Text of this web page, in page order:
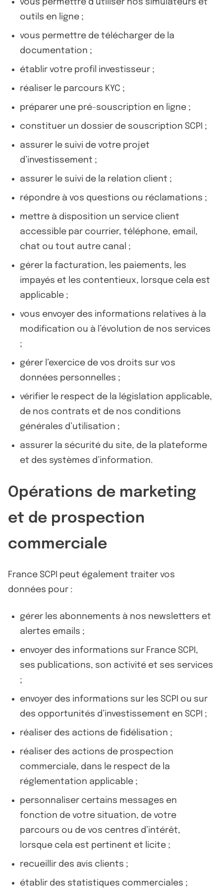
vous permettre d’utiliser nos simulateurs et
outils en ligne ;
vous permettre de télécharger de la
documentation ;
établir votre profil investisseur ;
réaliser le parcours KYC ;
préparer une pré-souscription en ligne ;
constituer un dossier de souscription SCPI ;
assurer le suivi de votre projet
d’investissement ;
assurer le suivi de la relation client ;
répondre à vos questions ou réclamations ;
mettre à disposition un service client
accessible par courrier, téléphone, email,
chat ou tout autre canal ;
gérer la facturation, les paiements, les
impayés et les contentieux, lorsque cela est
applicable ;
vous envoyer des informations relatives à la
modification ou à l’évolution de nos services
;
gérer l’exercice de vos droits sur vos
données personnelles ;
vérifier le respect de la législation applicable,
de nos contrats et de nos conditions
générales d’utilisation ;
assurer la sécurité du site, de la plateforme
et des systèmes d’information.
Opérations de marketing
et de prospection
commerciale
France SCPI peut également traiter vos
données pour :
gérer les abonnements à nos newsletters et
alertes emails ;
envoyer des informations sur France SCPI,
ses publications, son activité et ses services
;
envoyer des informations sur les SCPI ou sur
des opportunités d’investissement en SCPI ;
réaliser des actions de fidélisation ;
réaliser des actions de prospection
commerciale, dans le respect de la
réglementation applicable ;
personnaliser certains messages en
fonction de votre situation, de votre
parcours ou de vos centres d’intérêt,
lorsque cela est pertinent et licite ;
recueillir des avis clients ;
établir des statistiques commerciales ;